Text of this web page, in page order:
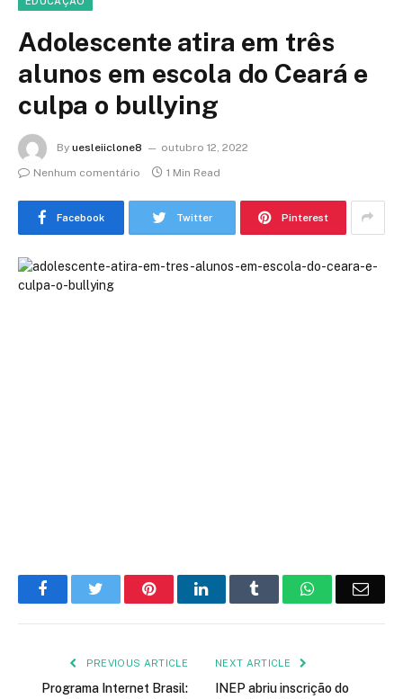
Adolescente atira em três
alunos em escola do Ceará e
culpa o bullying
By uesleiiclone8
outubro 12, 2022
Nenhum comentário
1 Min Read
Facebook Twitter Pinterest
FacebookTwitter PinterestLinkedIn Tumblr WhatsApp
PREVIOUS ARTICLE
Programa Internet Brasil:
NEXT ARTICLE
INEP abriu inscrição do